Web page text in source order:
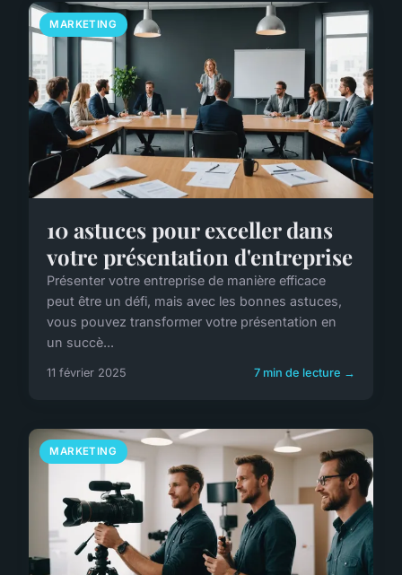
MARKETING
10 astuces pour exceller dans
votre présentation d'entreprise
Présenter votre entreprise de manière efficace
peut être un défi, mais avec les bonnes astuces,
vous pouvez transformer votre présentation en
un succè...
11 février 2025 7 min de lecture →
MARKETING